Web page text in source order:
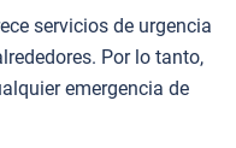
servicios de urgencia
Por lo tanto,
emergencia de